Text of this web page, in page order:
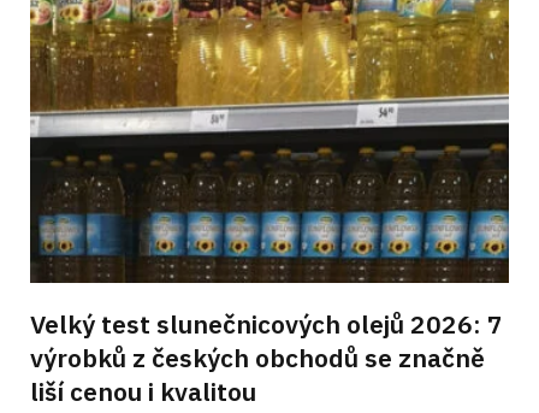
Velký test slunečnicových olejů 2026: 7
výrobků z českých obchodů se značně
liší cenou i kvalitou